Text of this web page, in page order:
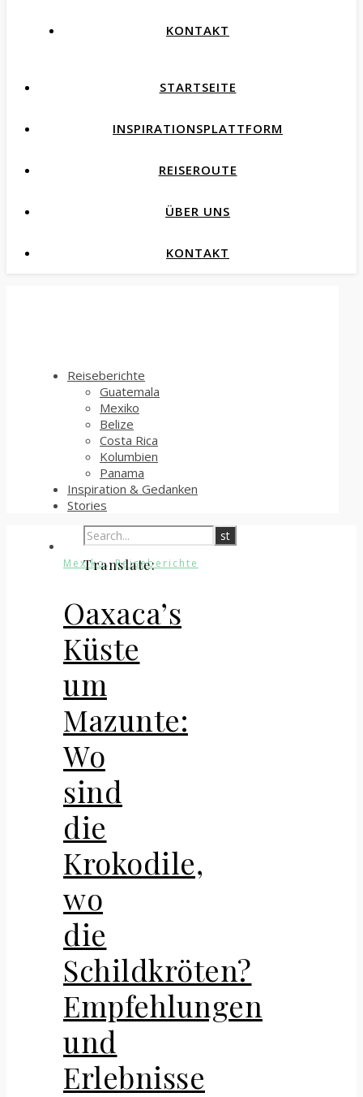
KONTAKT
STARTSEITE
INSPIRATIONSPLATTFORM
REISEROUTE
ÜBER UNS
KONTAKT
Reiseberichte
Guatemala
Mexiko
Belize
Costa Rica
Kolumbien
Panama
Inspiration & Gedanken
Stories
Mexiko,Reiseberichte
Oaxaca’s
Küste
um
Mazunte:
Wo
sind
die
Krokodile,
wo
die
Schildkröten?
Empfehlungen
und
Erlebnisse
Translate: